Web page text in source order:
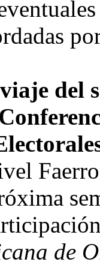
del
de